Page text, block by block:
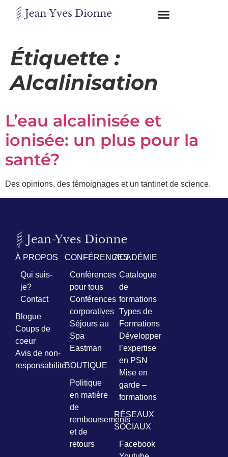
Étiquette :
Alcalinisation
L’eau alcalinisée et
ionisée: un plus pour la
santé?
Des opinions, des témoignages et un tantinet de science.
À PROPOS
Qui suis-
je?
Contact
Blogue
Coups de
coeur
Avis de non-
responsabilité
CONFÉRENCES
Conférences
pour tous
Conférences
corporatives
Séjours au
Spa
Eastman
BOUTIQUE
Politique
en matière
de
remboursements
et de
retours
ACADÉMIE
Catalogue
de
formations
Types de
Formations
Développer
l’expertise
en PSN
Mise en
garde –
formations
RÉSEAUX
SOCIAUX
Facebook
en
contact
mon
pdf
"BONS
GRAS,
MAUVAIS
GRAS"
vous
incrivant
Prénom
*
Courriel
*
Vous
pourrez
vous
désabonner
tout